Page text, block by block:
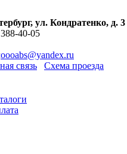
ул. Кондратенко, д. 3
388-40-05
oooabs@yandex.ru
связь Схема проезда